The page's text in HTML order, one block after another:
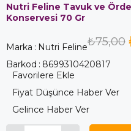
Nutri Feline Tavuk ve
Konservesi 70 Gr
Marka : Nutri Feline₺75,00
Barkod : 8699310420817
Favorilere Ekle
Fiyat Düşünce Haber Ver
Gelince Haber Ver